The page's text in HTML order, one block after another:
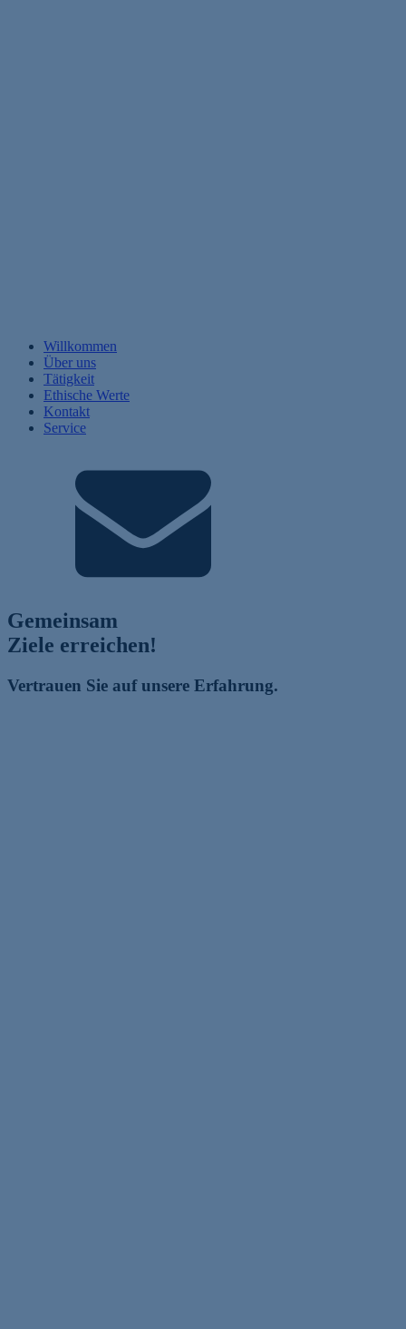
Willkommen
Über uns
Tätigkeit
Ethische Werte
Kontakt
Service
Gemeinsam
Ziele erreichen!
Vertrauen Sie auf unsere Erfahrung.